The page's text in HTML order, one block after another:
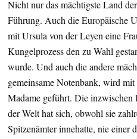
Nicht nur das mächtigste Land
Führung. Auch die Europäische
mit Ursula von der Leyen eine
Kungelprozess den zu Wahl
wurde. Und auch die andere
gemeinsame Notenbank, wird
Madame geführt. Die inzwischen
der Welt hat sich, obwohl sie
Spitzenämter innehatte, nie einer